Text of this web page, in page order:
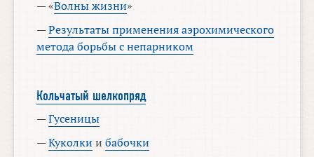
— «Волны жизни»
—Результаты применения аэрохимического
метода борьбы с непарником
Кольчатый шелкопряд
—Гусеницы
—Куколки ибабочки